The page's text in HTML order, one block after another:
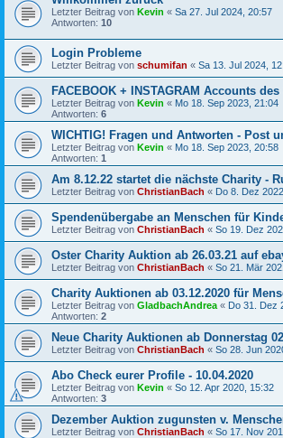
Letzter Beitrag von Kevin « Sa 27. Jul 2024, 20:57
Antworten: 10
Login Probleme
Letzter Beitrag von schumifan « Sa 13. Jul 2024,
FACEBOOK + INSTAGRAM Accounts des
Letzter Beitrag von Kevin « Mo 18. Sep 2023, 21:04
Antworten: 6
WICHTIG! Fragen und Antworten - Post
Letzter Beitrag von Kevin « Mo 18. Sep 2023, 20:58
Antworten: 1
Am 8.12.22 startet die nächste Charity -
Letzter Beitrag von ChristianBach « Do 8. Dez
Spendenübergabe an Menschen für
Letzter Beitrag von ChristianBach « So 19. Dez
Oster Charity Auktion ab 26.03.21 auf
Letzter Beitrag von ChristianBach « So 21. Mär
Charity Auktionen ab 03.12.2020 für
Letzter Beitrag von GladbachAndrea « Do 31. Dez
Antworten: 2
Neue Charity Auktionen ab Donnerstag
Letzter Beitrag von ChristianBach « So 28. Jun
Abo Check eurer Profile - 10.04.2020
Letzter Beitrag von Kevin « So 12. Apr 2020, 15:32
Antworten: 3
Dezember Auktion zugunsten v.
Letzter Beitrag von ChristianBach « So 17. Nov